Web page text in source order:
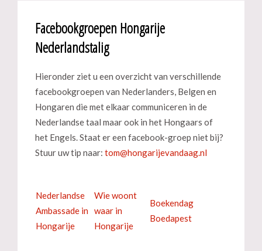
Facebookgroepen Hongarije
Nederlandstalig
Hieronder ziet u een overzicht van verschillende
facebookgroepen van Nederlanders, Belgen en
Hongaren die met elkaar communiceren in de
Nederlandse taal maar ook in het Hongaars of
het Engels. Staat er een facebook-groep niet bij?
Stuur uw tip naar:
Nederlandse
Ambassade in
Hongarije
Wie woont
waar in
Hongarije
Boekendag
Boedapest